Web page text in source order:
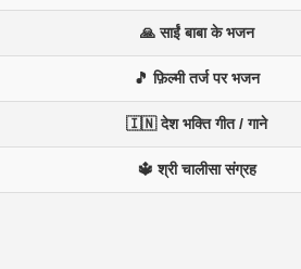
🙏 साईं बाबा के भजन
🎵 फ़िल्मी तर्ज पर भजन
🇮🇳 देश भक्ति गीत / गाने
🔱 श्री चालीसा संग्रह